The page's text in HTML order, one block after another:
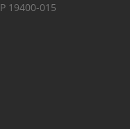
19400-015